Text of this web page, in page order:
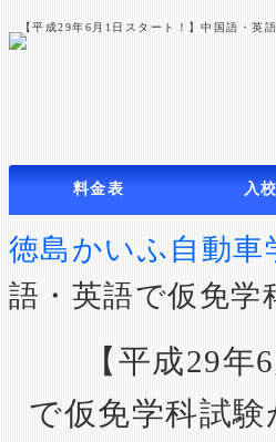
【平成29年6月1日スタート！】中国語・
料金表 入
入校案内
教習の受
アクセス
徳島かいふ自動
語・英語で仮免学
【平成29
で仮免学科試